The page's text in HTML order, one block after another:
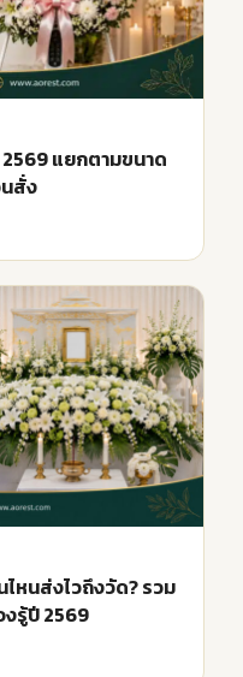
แยกตามขนาด
สั่ง
หนส่งไวถึงวัด? รวม
งรู้ปี 2569